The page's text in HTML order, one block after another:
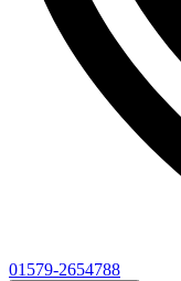
01579-2654788